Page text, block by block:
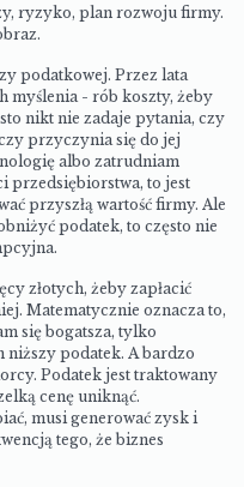
ryzyko, plan rozwoju firmy.
podatkowej. Przez lata
myślenia - rób koszty, żeby
nikt nie zadaje pytania, czy
przyczynia się do jej
albo zatrudniam
przedsiębiorstwa, to jest
przyszłą wartość firmy. Ale
podatek, to często nie
złotych, żeby zapłacić
Matematycznie oznacza to,
się bogatsza, tylko
niższy podatek. A bardzo
Podatek jest traktowany
cenę uniknąć.
musi generować zysk i
tego, że biznes